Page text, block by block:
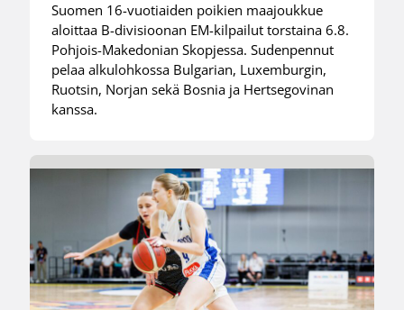
Suomen 16-vuotiaiden poikien maajoukkue
aloittaa B-divisioonan EM-kilpailut torstaina 6.8.
Pohjois-Makedonian Skopjessa. Sudenpennut
pelaa alkulohkossa Bulgarian, Luxemburgin,
Ruotsin, Norjan sekä Bosnia ja Hertsegovinan
kanssa.